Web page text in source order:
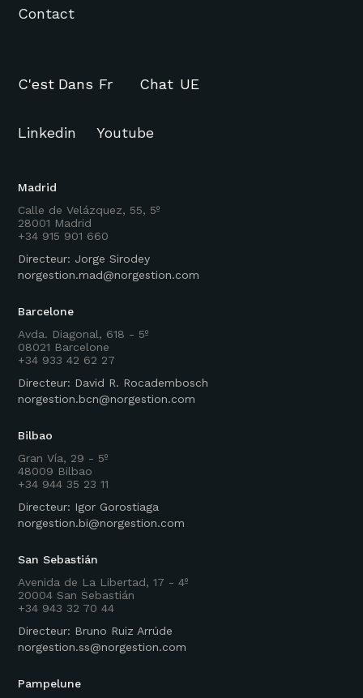
Contact
Madrid
Calle de Velázquez, 55, 5º
28001 Madrid
+34 915 901 660
Directeur: Jorge Sirodey
norgestion.mad@norgestion.com
Barcelone
Avda. Diagonal, 618 - 5º
08021 Barcelone
+34 933 42 62 27
Directeur: David R. Rocadembosch
norgestion.bcn@norgestion.com
Bilbao
Gran Vía, 29 - 5º
48009 Bilbao
+34 944 35 23 11
Directeur: Igor Gorostiaga
norgestion.bi@norgestion.com
San Sebastián
Avenida de La Libertad, 17 - 4º
20004 San Sebastián
+34 943 32 70 44
Directeur: Bruno Ruiz Arrúde
norgestion.ss@norgestion.com
Pampelune
C'est Dans Fr Chat UE
Linkedin Youtube